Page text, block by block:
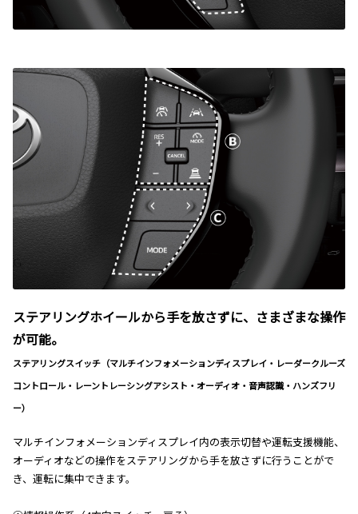
ステアリングホイールから手を放さずに、さまざまな操作
が可能。
ステアリングスイッチ（マルチインフォメーションディスプレイ・レーダークルーズ
コントロール・レーントレーシングアシスト・オーディオ・音声認識・ハンズフリ
ー）
マルチインフォメーションディスプレイ内の表示切替や運転支援機能、
オーディオなどの操作をステアリングから手を放さずに行うことがで
き、運転に集中できます。